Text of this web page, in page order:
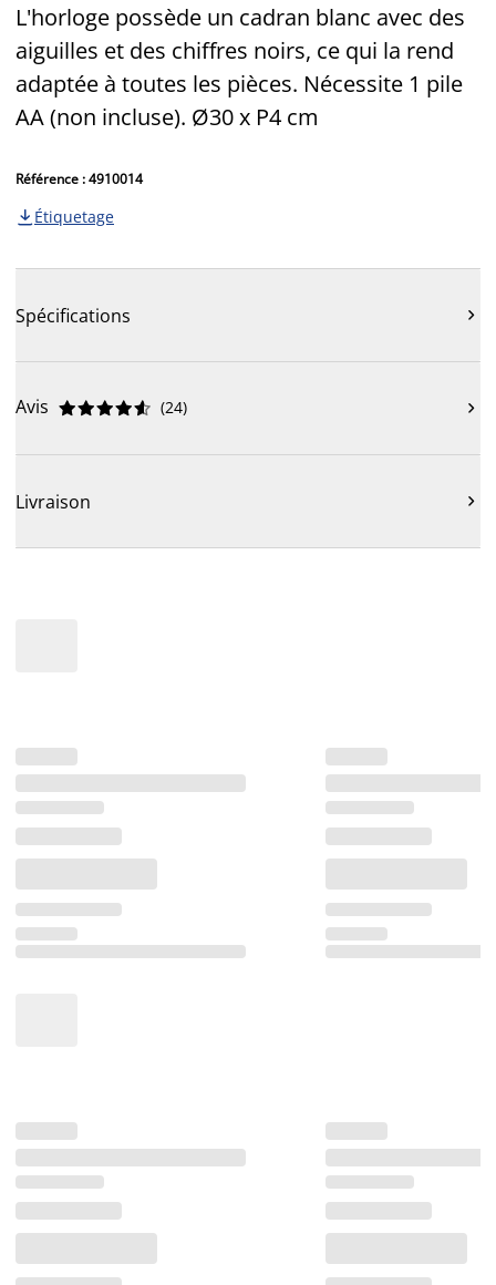
L'horloge possède un cadran blanc avec des
aiguilles et des chiffres noirs, ce qui la rend
adaptée à toutes les pièces. Nécessite 1 pile
AA (non incluse). Ø30 x P4 cm
Référence : 4910014
 Étiquetage
Spécifications 
Avis 




 (24) 
Livraison 